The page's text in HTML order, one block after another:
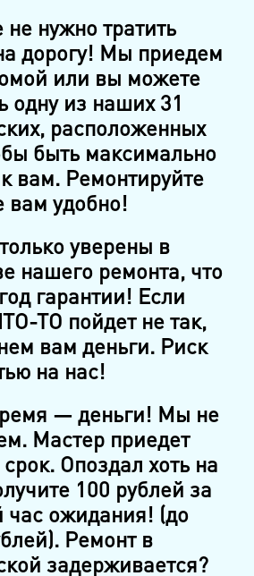
нужно тратить
дорогу! Мы приедем
или вы можете
одну из наших 31
расположенных
быть максимально
вам. Ремонтируйте
вам удобно!
уверены в
нашего ремонта, что
гарантии! Если
ТО пойдет не так,
вам деньги. Риск
на нас!
— деньги! Мы не
Мастер приедет
Опоздал хоть на
100 рублей за
час ожидания! (до
Ремонт в
задерживается?